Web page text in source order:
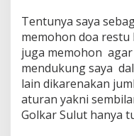
n
g
d
i
P
i
l
g
u
Tentunya saya
memohon doa restu
juga memohon
mendukung saya
lain dikarenakan
aturan yakni
Golkar Sulut hanya